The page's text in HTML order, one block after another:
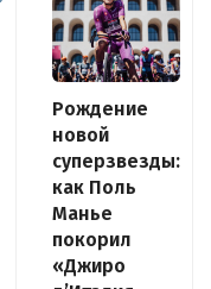
Рождение
новой
суперзвезды:
как Поль
Манье
покорил
«Джиро